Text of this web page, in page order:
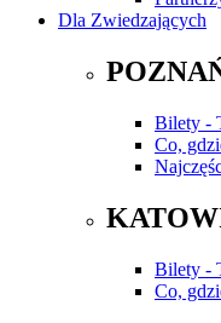
Dla Zwiedzających
Bilety -
Co,
Bilety -
Co,